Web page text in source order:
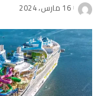
16 مارس، 2024